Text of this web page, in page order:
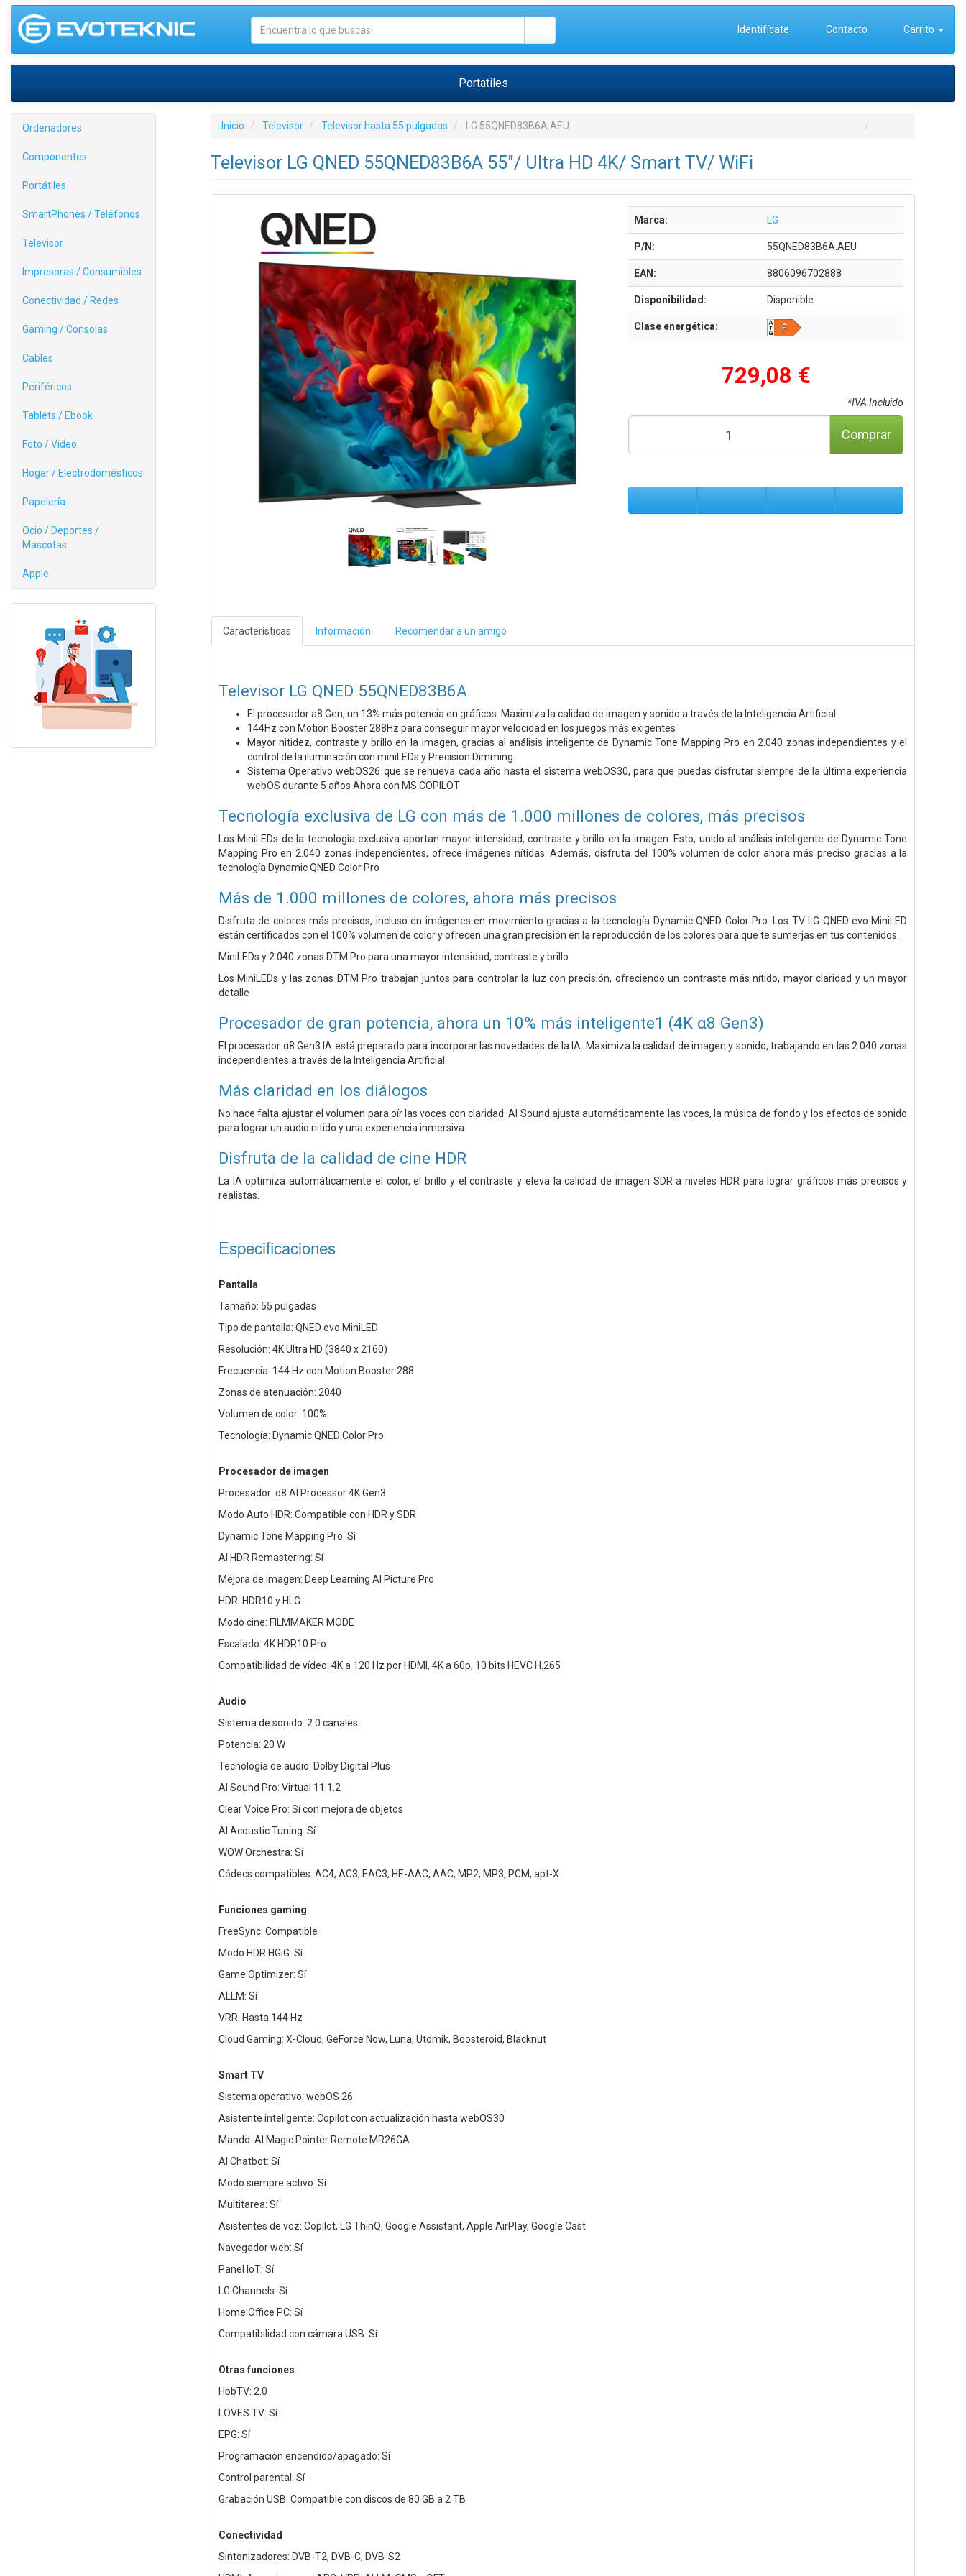
Identifícate Contacto Carrito
Portatiles
Ordenadores
Componentes
Portátiles
SmartPhones / Teléfonos
Televisor
Impresoras / Consumibles
Conectividad / Redes
Gaming / Consolas
Cables
Periféricos
Tablets / Ebook
Foto / Video
Hogar / Electrodomésticos
Papelería
Ocio / Deportes /
Mascotas
Apple
Inicio Televisor Televisor hasta 55 pulgadas LG 55QNED83B6A.AEU
Televisor LG QNED 55QNED83B6A 55"/ Ultra HD 4K/ Smart TV/ WiFi
Marca: LG
P/N: 55QNED83B6A.AEU
EAN: 8806096702888
Disponibilidad: Disponible
Clase energética:
729,08 €
*IVA Incluido
Comprar
Características Información Recomendar a un amigo
Televisor LG QNED 55QNED83B6A
El procesador a8 Gen, un 13% más potencia en gráficos. Maximiza la calidad de imagen y sonido a través de la Inteligencia Artificial.
144Hz con Motion Booster 288Hz para conseguir mayor velocidad en los juegos más exigentes
Mayor nitidez, contraste y brillo en la imagen, gracias al análisis inteligente de Dynamic Tone Mapping Pro en 2.040 zonas independientes y el
control de la iluminación con miniLEDs y Precision Dimming.
Sistema Operativo webOS26 que se renueva cada año hasta el sistema webOS30, para que puedas disfrutar siempre de la última experiencia
webOS durante 5 años Ahora con MS COPILOT
Tecnología exclusiva de LG con más de 1.000 millones de colores, más precisos
Los MiniLEDs de la tecnología exclusiva aportan mayor intensidad, contraste y brillo en la imagen. Esto, unido al análisis inteligente de Dynamic Tone
Mapping Pro en 2.040 zonas independientes, ofrece imágenes nítidas. Además, disfruta del 100% volumen de color ahora más preciso gracias a la
tecnología Dynamic QNED Color Pro
Más de 1.000 millones de colores, ahora más precisos
Disfruta de colores más precisos, incluso en imágenes en movimiento gracias a la tecnología Dynamic QNED Color Pro. Los TV LG QNED evo MiniLED
están certificados con el 100% volumen de color y ofrecen una gran precisión en la reproducción de los colores para que te sumerjas en tus contenidos.
MiniLEDs y 2.040 zonas DTM Pro para una mayor intensidad, contraste y brillo
Los MiniLEDs y las zonas DTM Pro trabajan juntos para controlar la luz con precisión, ofreciendo un contraste más nítido, mayor claridad y un mayor
detalle
Procesador de gran potencia, ahora un 10% más inteligente1 (4K α8 Gen3)
El procesador α8 Gen3 IA está preparado para incorporar las novedades de la IA. Maximiza la calidad de imagen y sonido, trabajando en las 2.040 zonas
independientes a través de la Inteligencia Artificial.
Más claridad en los diálogos
No hace falta ajustar el volumen para oír las voces con claridad. AI Sound ajusta automáticamente las voces, la música de fondo y los efectos de sonido
para lograr un audio nitido y una experiencia inmersiva.
Disfruta de la calidad de cine HDR
La IA optimiza automáticamente el color, el brillo y el contraste y eleva la calidad de imagen SDR a niveles HDR para lograr gráficos más precisos y
realistas.
Especificaciones
Pantalla
Tamaño: 55 pulgadas
Tipo de pantalla: QNED evo MiniLED
Resolución: 4K Ultra HD (3840 x 2160)
Frecuencia: 144 Hz con Motion Booster 288
Zonas de atenuación: 2040
Volumen de color: 100%
Tecnología: Dynamic QNED Color Pro
Procesador de imagen
Procesador: α8 AI Processor 4K Gen3
Modo Auto HDR: Compatible con HDR y SDR
Dynamic Tone Mapping Pro: Sí
AI HDR Remastering: Sí
Mejora de imagen: Deep Learning AI Picture Pro
HDR: HDR10 y HLG
Modo cine: FILMMAKER MODE
Escalado: 4K HDR10 Pro
Compatibilidad de vídeo: 4K a 120 Hz por HDMI, 4K a 60p, 10 bits HEVC H.265
Audio
Sistema de sonido: 2.0 canales
Potencia: 20 W
Tecnología de audio: Dolby Digital Plus
AI Sound Pro: Virtual 11.1.2
Clear Voice Pro: Sí con mejora de objetos
AI Acoustic Tuning: Sí
WOW Orchestra: Sí
Códecs compatibles: AC4, AC3, EAC3, HE-AAC, AAC, MP2, MP3, PCM, apt-X
Funciones gaming
FreeSync: Compatible
Modo HDR HGiG: Sí
Game Optimizer: Sí
ALLM: Sí
VRR: Hasta 144 Hz
Cloud Gaming: X-Cloud, GeForce Now, Luna, Utomik, Boosteroid, Blacknut
Smart TV
Sistema operativo: webOS 26
Asistente inteligente: Copilot con actualización hasta webOS30
Mando: AI Magic Pointer Remote MR26GA
AI Chatbot: Sí
Modo siempre activo: Sí
Multitarea: Sí
Asistentes de voz: Copilot, LG ThinQ, Google Assistant, Apple AirPlay, Google Cast
Navegador web: Sí
Panel IoT: Sí
LG Channels: Sí
Home Office PC: Sí
Compatibilidad con cámara USB: Sí
Otras funciones
HbbTV: 2.0
LOVES TV: Sí
EPG: Sí
Programación encendido/apagado: Sí
Control parental: Sí
Grabación USB: Compatible con discos de 80 GB a 2 TB
Conectividad
Sintonizadores: DVB-T2, DVB-C, DVB-S2